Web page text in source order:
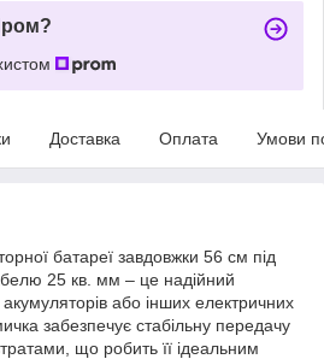
Доставка Оплата Умови
батареї завдовжки 56 см під
25 кв. мм – це надійний
або інших електричних
забезпечує стабільну передачу
що робить її ідеальним